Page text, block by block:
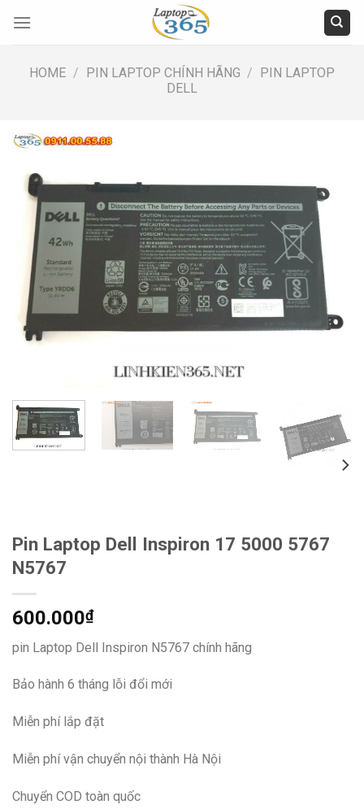
HOME / PIN LAPTOP CHÍNH HÃNG / PIN LAPTOP
DELL
Pin Laptop Dell Inspiron 17 5000 5767
N5767
600.000₫
pin Laptop Dell Inspiron N5767 chính hãng
Bảo hành 6 tháng lỗi đổi mới
Miễn phí lắp đặt
Miễn phí vận chuyển nội thành Hà Nội
Chuyển COD toàn quốc